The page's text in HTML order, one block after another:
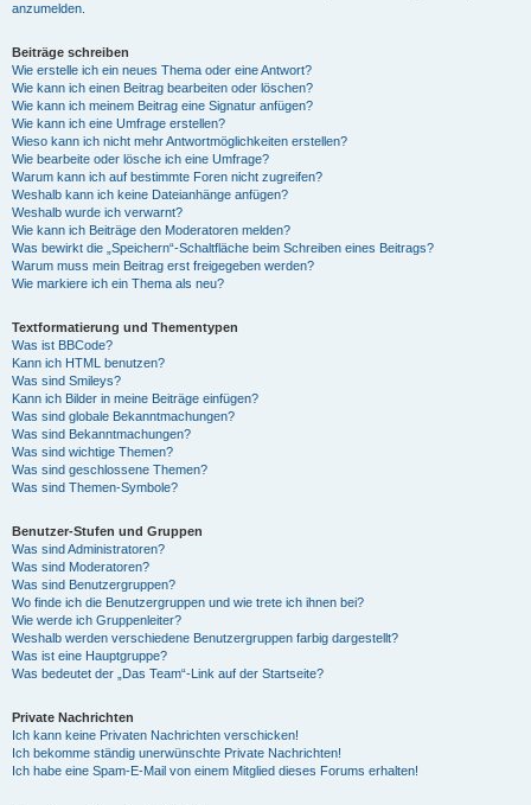
anzumelden.
Beiträge schreiben
Wie erstelle ich ein neues Thema oder eine Antwort?
Wie kann ich einen Beitrag bearbeiten oder löschen?
Wie kann ich meinem Beitrag eine Signatur anfügen?
Wie kann ich eine Umfrage erstellen?
Wieso kann ich nicht mehr Antwortmöglichkeiten erstellen?
Wie bearbeite oder lösche ich eine Umfrage?
Warum kann ich auf bestimmte Foren nicht zugreifen?
Weshalb kann ich keine Dateianhänge anfügen?
Weshalb wurde ich verwarnt?
Wie kann ich Beiträge den Moderatoren melden?
Was bewirkt die „Speichern“-Schaltfläche beim Schreiben eines Beitrags?
Warum muss mein Beitrag erst freigegeben werden?
Wie markiere ich ein Thema als neu?
Textformatierung und Thementypen
Was ist BBCode?
Kann ich HTML benutzen?
Was sind Smileys?
Kann ich Bilder in meine Beiträge einfügen?
Was sind globale Bekanntmachungen?
Was sind Bekanntmachungen?
Was sind wichtige Themen?
Was sind geschlossene Themen?
Was sind Themen-Symbole?
Benutzer-Stufen und Gruppen
Was sind Administratoren?
Was sind Moderatoren?
Was sind Benutzergruppen?
Wo finde ich die Benutzergruppen und wie trete ich ihnen bei?
Wie werde ich Gruppenleiter?
Weshalb werden verschiedene Benutzergruppen farbig dargestellt?
Was ist eine Hauptgruppe?
Was bedeutet der „Das Team“-Link auf der Startseite?
Private Nachrichten
Ich kann keine Privaten Nachrichten verschicken!
Ich bekomme ständig unerwünschte Private Nachrichten!
Ich habe eine Spam-E-Mail von einem Mitglied dieses Forums erhalten!